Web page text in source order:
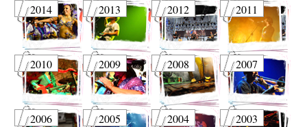
2014 2013 2012 2011
2010 2009 2008 2007
2006 2005 2004 2003